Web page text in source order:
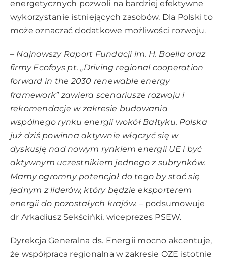
energetycznych pozwoli na bardziej efektywne
wykorzystanie istniejących zasobów. Dla Polski to
może oznaczać dodatkowe możliwości rozwoju.
– Najnowszy Raport Fundacji im. H. Boella oraz
firmy Ecofoys pt. „Driving regional cooperation
forward in the 2030 renewable energy
framework” zawiera scenariusze rozwoju i
rekomendacje w zakresie budowania
wspólnego rynku energii wokół Bałtyku. Polska
już dziś powinna aktywnie włączyć się w
dyskusję nad nowym rynkiem energii UE i być
aktywnym uczestnikiem jednego z subrynków.
Mamy ogromny potencjał do tego by stać się
jednym z liderów, który będzie eksporterem
energii do pozostałych krajów.– podsumowuje
dr Arkadiusz Sekścińki, wiceprezes PSEW.
Dyrekcja Generalna ds. Energii mocno akcentuje,
że współpraca regionalna w zakresie OZE istotnie